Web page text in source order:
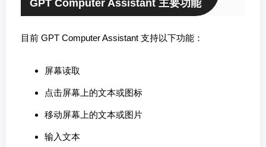
GPT Computer Assistant 主要功能
目前 GPT Computer Assistant 支持以下功能：
屏幕读取
点击屏幕上的文本或图标
移动屏幕上的文本或图片
输入文本